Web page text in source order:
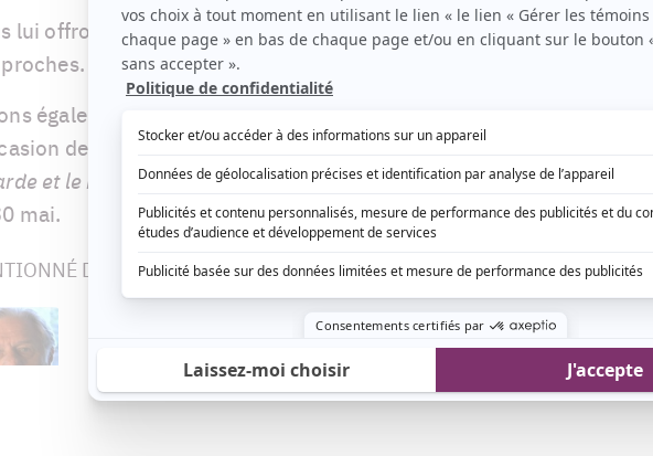
lui offrons nos plus sincères condoléances, ainsi qu'à la famille et
également que le comédien et sa conjointe, Marie Tifo, ont eu
de remonter sur les planches récemment, pour jouer dans
et le mal peignédu TNM, dont les webdiffusions auront lieu du 14
mai.
DANS CET ARTICLE